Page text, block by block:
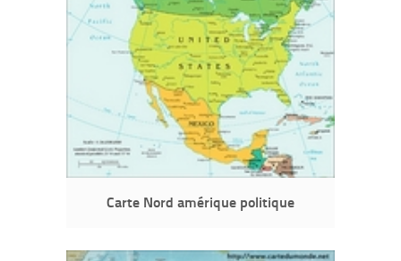
Carte Nord amérique politique